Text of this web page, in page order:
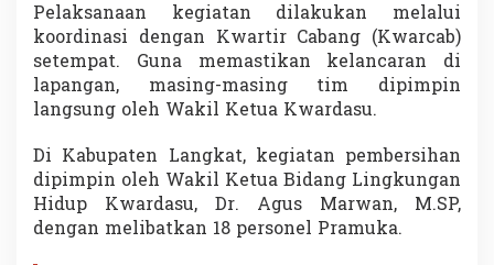
Pelaksanaan kegiatan dilakukan melalui
koordinasi dengan Kwartir Cabang (Kwarcab)
setempat. Guna memastikan kelancaran di
lapangan, masing-masing tim dipimpin
langsung oleh Wakil Ketua Kwardasu.
Di Kabupaten Langkat, kegiatan pembersihan
dipimpin oleh Wakil Ketua Bidang Lingkungan
Hidup Kwardasu, Dr. Agus Marwan, M.SP,
dengan melibatkan 18 personel Pramuka.